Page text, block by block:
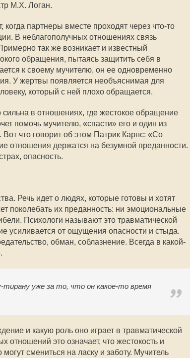
М.Х. Логан.
когда партнеры вместе проходят через что-то
В неблагополучных отношениях связь
так же возникает и известный
обращения, пытаясь защитить себя в
к своему мучителю, он ее одновременно
У жертвы появляется необъяснимая для
который с ней плохо обращается.
в отношениях, где жестокое обращение
помочь мучителю, «спасти» его и один из
что говорит об этом Патрик Карнс: «Со
отношения держатся на безумной преданности.
опасность.
Речь идет о людях, которые готовы и хотят
поколебать их преданность: ни эмоциональные
Психологи называют это травматической
усиливается от ощущения опасности и стыда.
обман, соблазнение. Всегда в какой-
уже за то, что он какое-то время
и какую роль оно играет в травматической
отношений это означает, что жестокость и
смениться на ласку и заботу. Мучитель